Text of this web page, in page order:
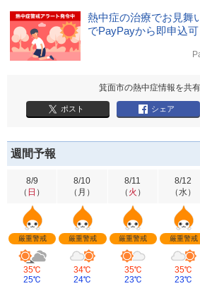
熱中症の治療でお見舞
でPayPayから即申込可
箕面市の熱中症情報を共
ポスト シェア
週間予報
8/9
（ 日 ）
厳重警戒
35℃
25℃
8/10
（ 月 ）
厳重警戒
34℃
24℃
8/11
（ 火 ）
厳重警戒
35℃
23℃
8/12
（水）
厳重警戒
35℃
23℃